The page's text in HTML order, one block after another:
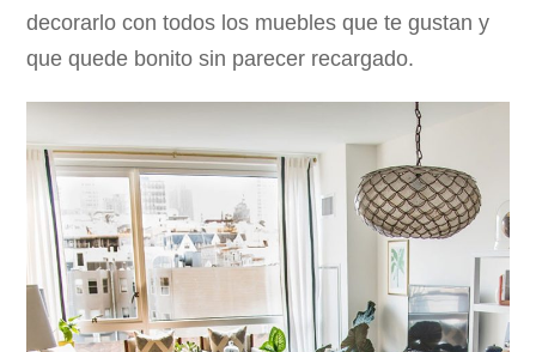
decorarlo con todos los muebles que te gustan y
que quede bonito sin parecer recargado.